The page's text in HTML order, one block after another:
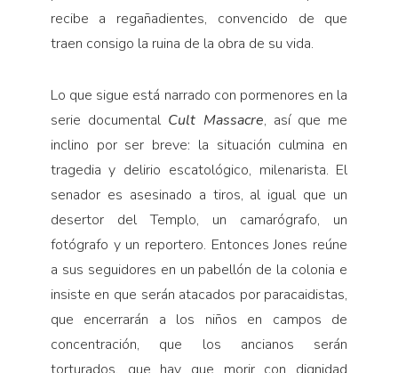
recibe a regañadientes, convencido de que
traen consigo la ruina de la obra de su vida.
Lo que sigue está narrado con pormenores en la
serie documental Cult Massacre, así que me
inclino por ser breve: la situación culmina en
tragedia y delirio escatológico, milenarista. El
senador es asesinado a tiros, al igual que un
desertor del Templo, un camarógrafo, un
fotógrafo y un reportero. Entonces Jones reúne
a sus seguidores en un pabellón de la colonia e
insiste en que serán atacados por paracaidistas,
que encerrarán a los niños en campos de
concentración, que los ancianos serán
torturados, que hay que morir con dignidad